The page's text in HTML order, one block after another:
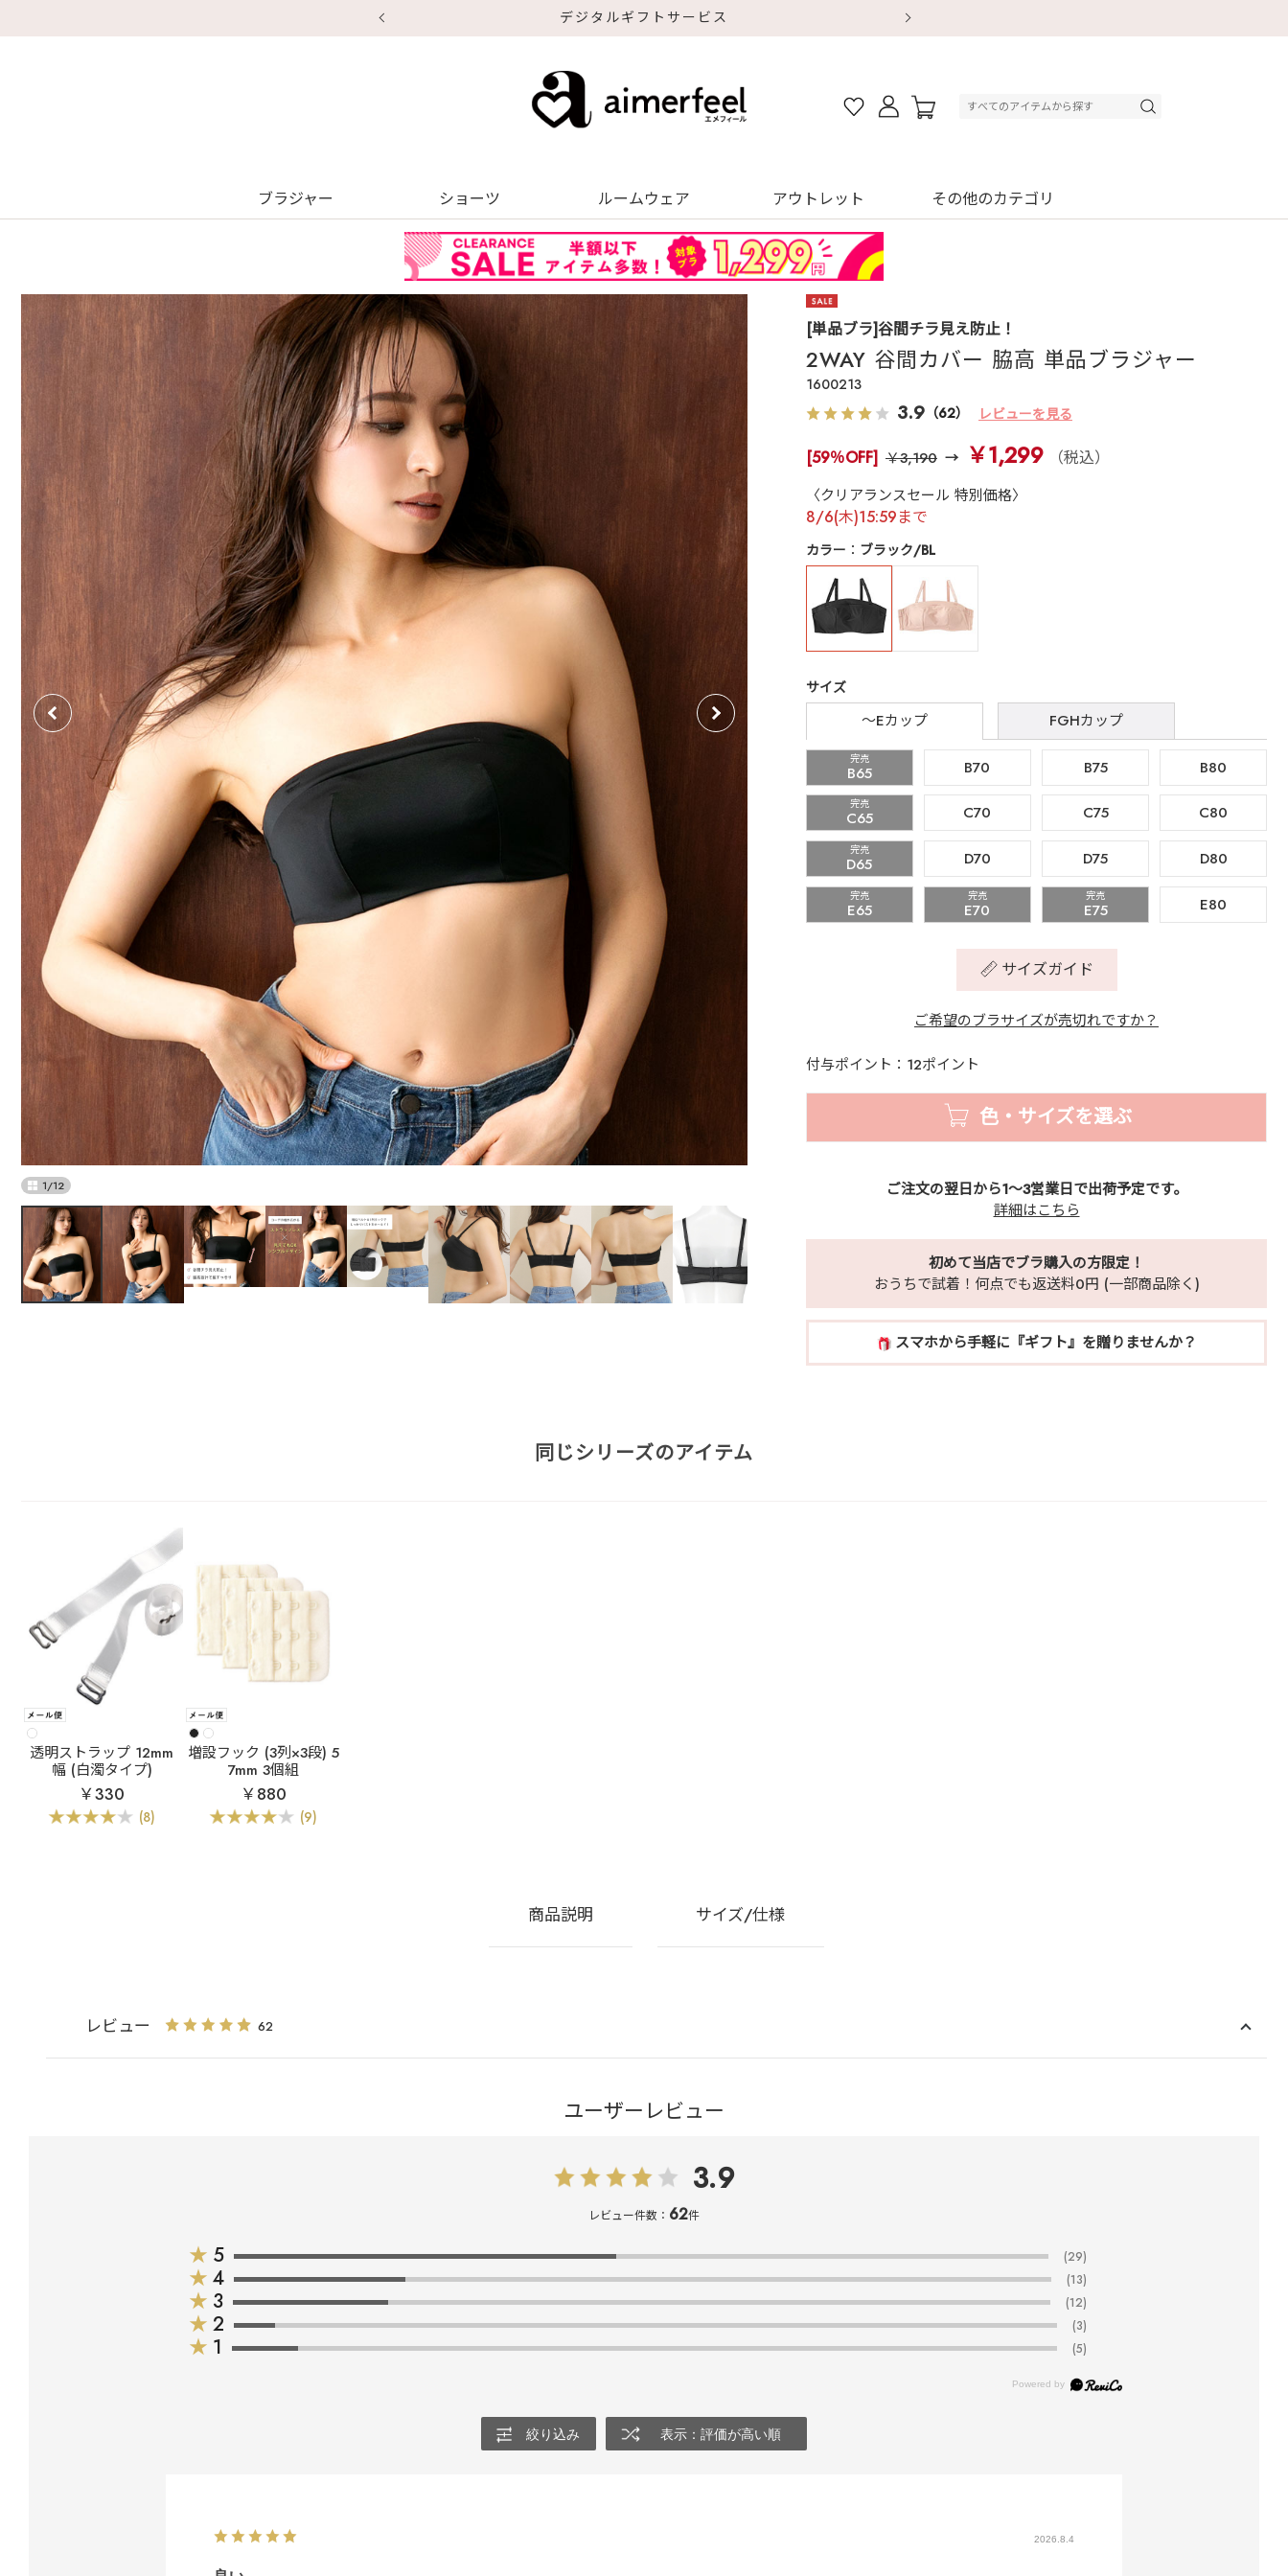
デジタルギフトサービス
ブラジャー ショーツ ルームウェア アウトレット その他のカテゴリ
1/12
[単品ブラ]谷間チラ見え防止！
2WAY 谷間カバー 脇高 単品ブラジャー
1600213
3.9 （62） レビューを見る
[59％OFF] ￥3,190 ￥1,299 （税込）
〈クリアランスセール 特別価格〉
8/6(木)15:59まで
カラー ブラック/BL
サイズ
～Eカップ FGHカップ
完売
B65 B70 B75 B80
完売
C65 C70 C75 C80
完売
D65 D70 D75 D80
完売
E65
完売
E70
完売
E75 E80
サイズガイド
ご希望のブラサイズが売切れですか？
付与ポイント：12ポイント
色・サイズを選ぶ
ご注文の翌日から1～3営業日で出荷予定です。
詳細はこちら
初めて当店でブラ購入の方限定！
おうちで試着！何点でも返送料0円 (一部商品除く)
スマホから手軽に『ギフト』を贈りませんか？
同じシリーズのアイテム
透明ストラップ 12mm
幅 (白濁タイプ)
￥330
(8)
増設フック (3列×3段) 5
7mm 3個組
￥880
(9)
商品説明 サイズ/仕様
レビュー 62
ユーザーレビュー
3.9
レビュー件数： 62件
★ 5 (29)
★ 4 (13)
★ 3 (12)
★ 2 (3)
★ 1 (5)
絞り込み 表示：評価が高い順
2026.8.4